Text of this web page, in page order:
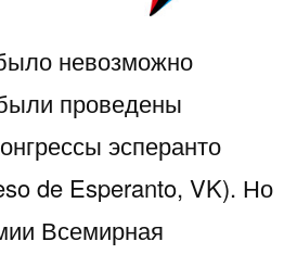
невозможно
проведены
эсперанто
de Esperanto, VK). Но
Всемирная